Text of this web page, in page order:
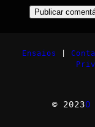
Ensaios
© 2023